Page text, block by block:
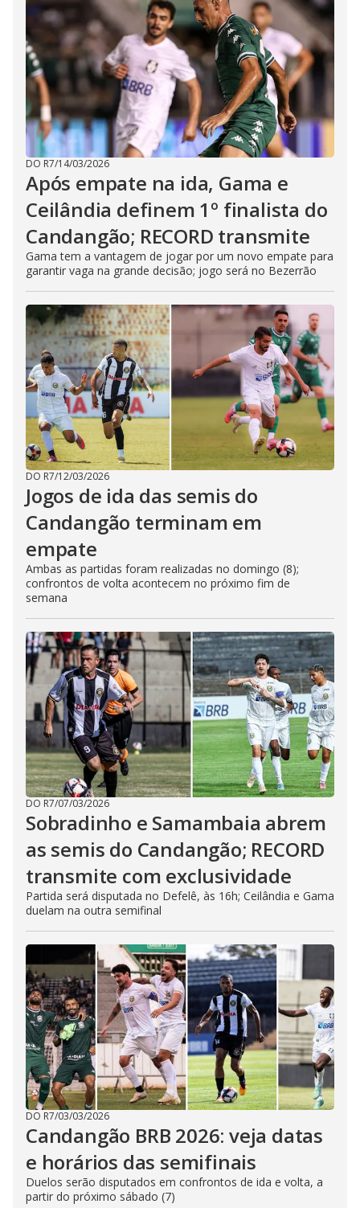
DO R7/14/03/2026
Após empate na ida, Gama e
Ceilândia definem 1º finalista do
Candangão; RECORD transmite
Gama tem a vantagem de jogar por um novo empate para
garantir vaga na grande decisão; jogo será no Bezerrão
DO R7/12/03/2026
Jogos de ida das semis do
Candangão terminam em
empate
Ambas as partidas foram realizadas no domingo (8);
confrontos de volta acontecem no próximo fim de
semana
DO R7/07/03/2026
Sobradinho e Samambaia abrem
as semis do Candangão; RECORD
transmite com exclusividade
Partida será disputada no Defelê, às 16h; Ceilândia e Gama
duelam na outra semifinal
DO R7/03/03/2026
Candangão BRB 2026: veja datas
e horários das semifinais
Duelos serão disputados em confrontos de ida e volta, a
partir do próximo sábado (7)